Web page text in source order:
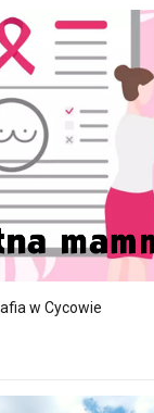
w Cycowie